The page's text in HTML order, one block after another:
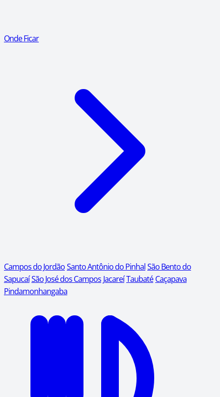
Onde Ficar
Campos do JordãoSanto Antônio do PinhalSão Bento do
SapucaíSão José dos Campos JacareíTaubaté Caçapava
Pindamonhangaba